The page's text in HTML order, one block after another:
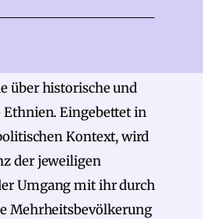
Hans-
über historische und
Eingebettet in
Kontext, wird
der jeweiligen
Umgang mit ihr durch
Mehrheitsbevölkerung